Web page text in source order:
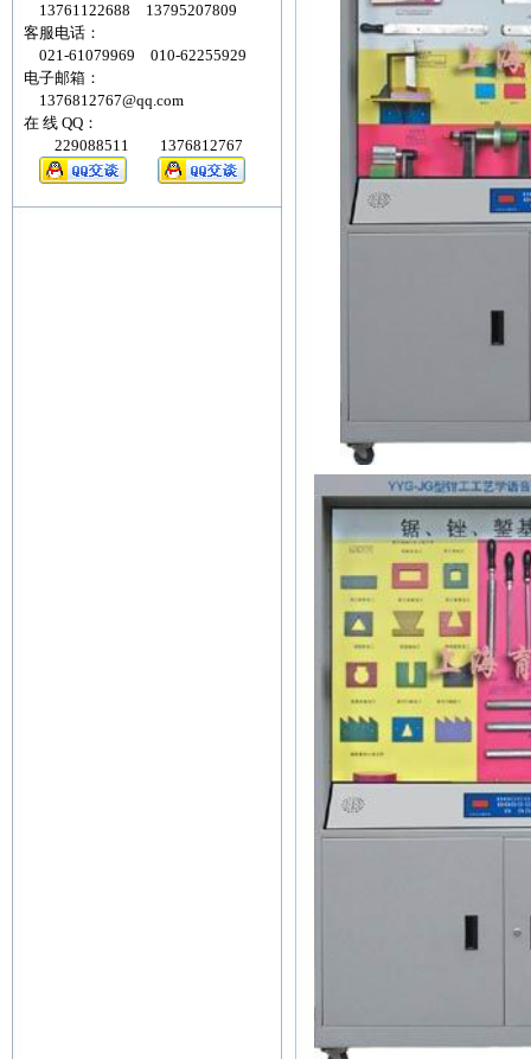
13761122688 13795207809
客服电话：
021-61079969 010-62255929
电子邮箱：
1376812767@qq.com
在 线 QQ：
229088511 1376812767